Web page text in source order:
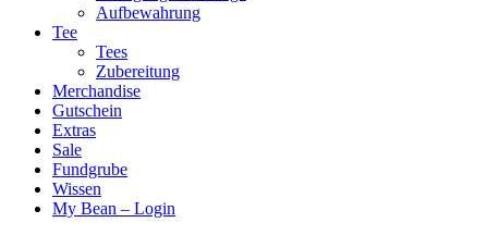
Aufbewahrung
Tee
Tees
Zubereitung
Merchandise
Gutschein
Extras
Sale
Fundgrube
Wissen
My Bean – Login